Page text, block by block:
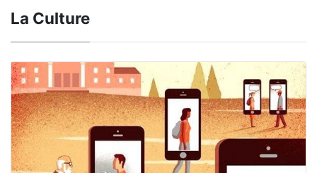
La Culture